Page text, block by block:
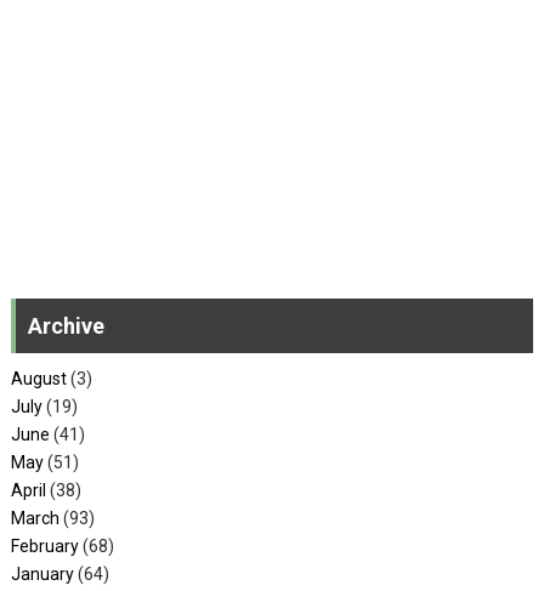
Archive
August(3)
July(19)
June (41)
May(51)
April (38)
March (93)
February(68)
January(64)